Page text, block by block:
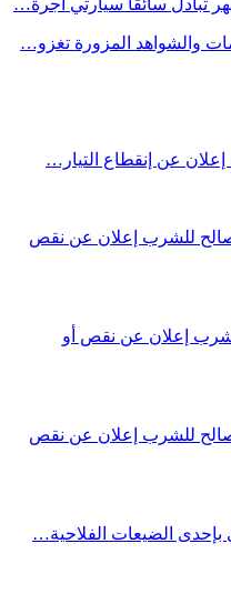
والشواهد المزورة تغزو…
عن إنقطاع التيار…
للشرب إعلان عن نقص
إعلان عن نقص أو
للشرب إعلان عن نقص
الضيعات الفلاحية…